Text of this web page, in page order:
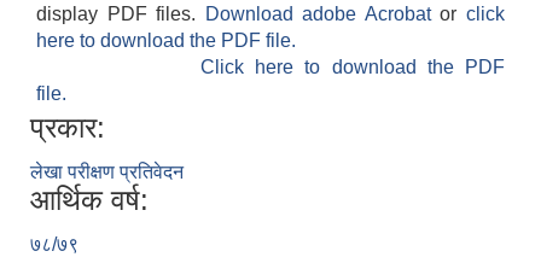
display PDF files.
Download adobe Acrobatorclick
here to download the PDF file.
Click here to download the PDF
file.
प्रकार:
लेखा परीक्षण प्रतिवेदन
आर्थिक वर्ष:
७८/७९